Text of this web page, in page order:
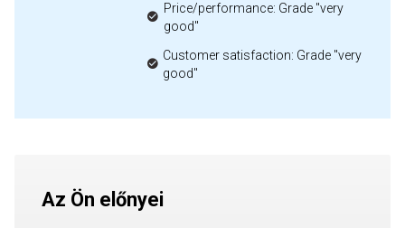
Price/performance: Grade "very
good"
Customer satisfaction: Grade "very
good"
Az Ön előnyei